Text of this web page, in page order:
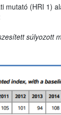
mutató (HRI 1)
súlyozott